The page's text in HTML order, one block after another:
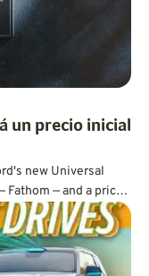
un precio inicial
new Universal
Fathom — and a price